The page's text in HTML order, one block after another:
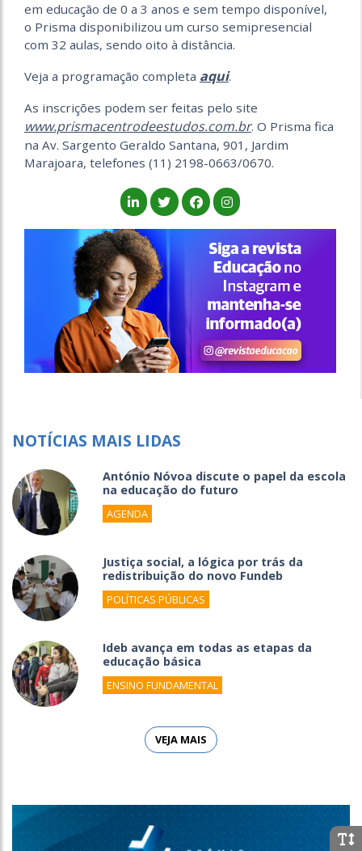
em educação de 0 a 3 anos e sem tempo disponível,
o Prisma disponibilizou um curso semipresencial
com 32 aulas, sendo oito à distância.
Veja a programação completa aqui.
As inscrições podem ser feitas pelo site
www.prismacentrodeestudos.com.br. O Prisma fica
na Av. Sargento Geraldo Santana, 901, Jardim
Marajoara, telefones (11) 2198-0663/0670.
NOTÍCIAS MAIS LIDAS
António Nóvoa discute o papel da escola
na educação do futuro
AGENDA
Justiça social, a lógica por trás da
redistribuição do novo Fundeb
POLÍTICAS PÚBLICAS
Ideb avança em todas as etapas da
educação básica
ENSINO FUNDAMENTAL
VEJA MAIS